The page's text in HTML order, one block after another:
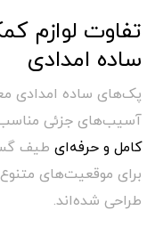
تفاوت لوازم
ساده امدادی
پک‌های ساده امدادی
آسیب‌های جزئی مناسب
کامل و حرفه‌ایطیف
برای موقعیت‌های
طراحی شده‌اند.